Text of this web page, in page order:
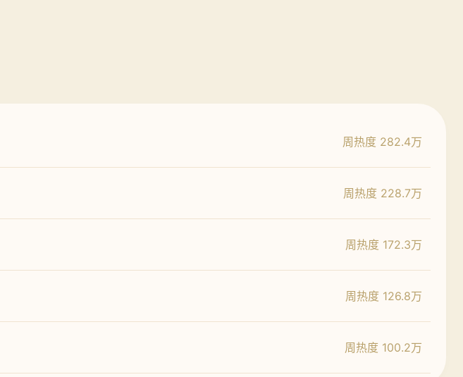
周热度 282.4万
周热度 228.7万
周热度 172.3万
周热度 126.8万
周热度 100.2万